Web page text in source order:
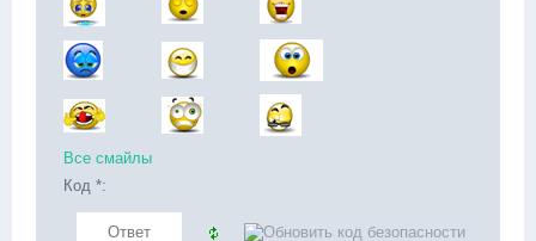
Все смайлы
Код *: